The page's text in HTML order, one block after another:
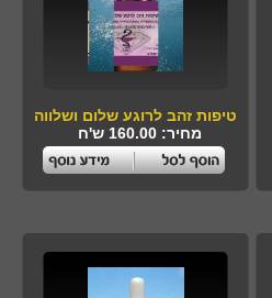
טיפות זהב לרוגע שלום ושלווה
מחיר: 160.00 ש'ח